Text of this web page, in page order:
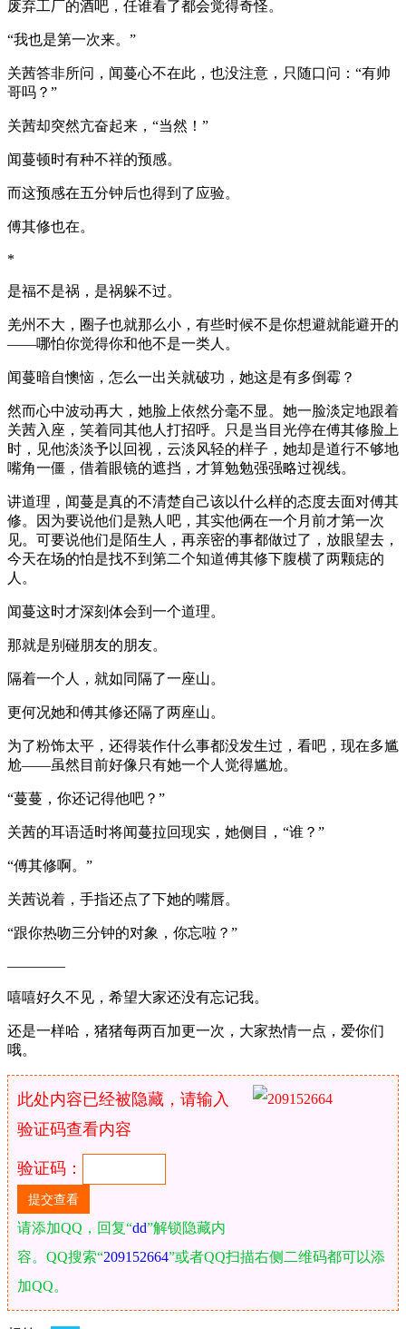
废弃工厂的酒吧，任谁看了都会觉得奇怪。
“我也是第一次来。”
关茜答非所问，闻蔓心不在此，也没注意，只随口问：“有帅
哥吗？”
关茜却突然亢奋起来，“当然！”
闻蔓顿时有种不祥的预感。
而这预感在五分钟后也得到了应验。
傅其修也在。
*
是福不是祸，是祸躲不过。
羌州不大，圈子也就那么小，有些时候不是你想避就能避开的
——哪怕你觉得你和他不是一类人。
闻蔓暗自懊恼，怎么一出关就破功，她这是有多倒霉？
然而心中波动再大，她脸上依然分毫不显。她一脸淡定地跟着
关茜入座，笑着同其他人打招呼。只是当目光停在傅其修脸上
时，见他淡淡予以回视，云淡风轻的样子，她却是道行不够地
嘴角一僵，借着眼镜的遮挡，才算勉勉强强略过视线。
讲道理，闻蔓是真的不清楚自己该以什么样的态度去面对傅其
修。因为要说他们是熟人吧，其实他俩在一个月前才第一次
见。可要说他们是陌生人，再亲密的事都做过了，放眼望去，
今天在场的怕是找不到第二个知道傅其修下腹横了两颗痣的
人。
闻蔓这时才深刻体会到一个道理。
那就是别碰朋友的朋友。
隔着一个人，就如同隔了一座山。
更何况她和傅其修还隔了两座山。
为了粉饰太平，还得装作什么事都没发生过，看吧，现在多尴
尬——虽然目前好像只有她一个人觉得尴尬。
“蔓蔓，你还记得他吧？”
关茜的耳语适时将闻蔓拉回现实，她侧目，“谁？”
“傅其修啊。”
关茜说着，手指还点了下她的嘴唇。
“跟你热吻三分钟的对象，你忘啦？”
————
嘻嘻好久不见，希望大家还没有忘记我。
还是一样哈，猪猪每两百加更一次，大家热情一点，爱你们
哦。
此处内容已经被隐藏，请输入
验证码查看内容
验证码：
请添加QQ，回复“dd”解锁隐藏内
容。QQ搜索“209152664”或者QQ扫描右侧二维码都可以添
加QQ。